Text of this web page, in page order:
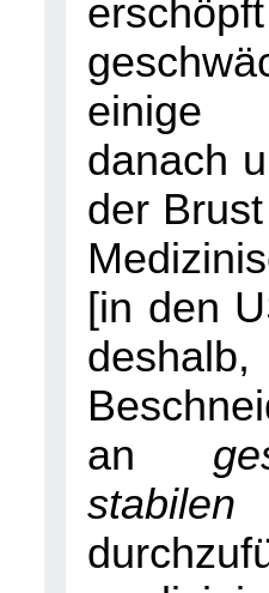
einige
danach
der
[in den
deshalb,
an